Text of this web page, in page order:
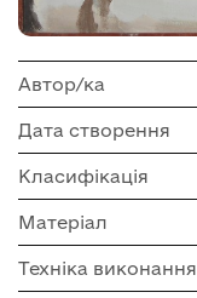
Автор/ка
Дата створення
Класифікація
Матеріал
Техніка виконання